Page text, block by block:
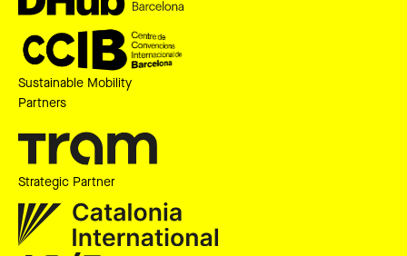
Sustainable Mobility
Partners
Strategic Partner